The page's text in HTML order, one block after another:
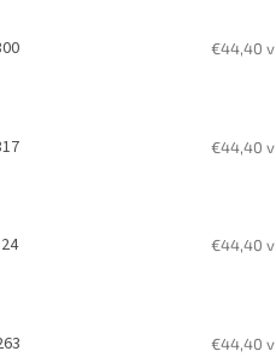
€44,40
€44,40
€44,40
€44,40